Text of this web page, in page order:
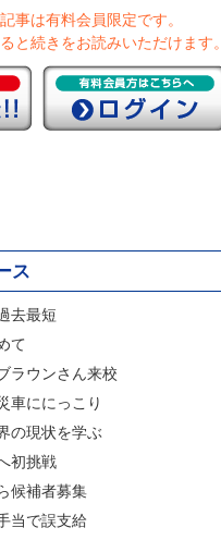
事は有料会員限定です。
と続きをお読みいただけます。
ス
去最短
て
ラウンさん来校
車ににっこり
の現状を学ぶ
初挑戦
候補者募集
当で誤支給